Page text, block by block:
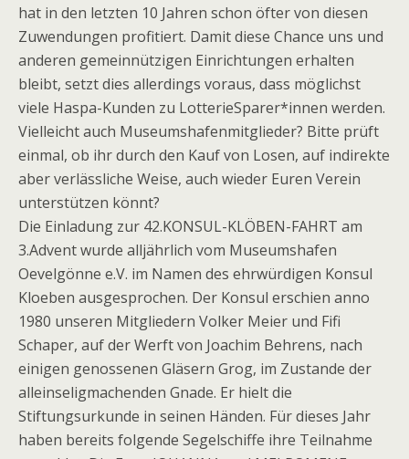
hat in den letzten 10 Jahren schon öfter von diesen
Zuwendungen profitiert. Damit diese Chance uns und
anderen gemeinnützigen Einrichtungen erhalten
bleibt, setzt dies allerdings voraus, dass möglichst
viele Haspa-Kunden zu LotterieSparer*innen werden.
Vielleicht auch Museumshafenmitglieder? Bitte prüft
einmal, ob ihr durch den Kauf von Losen, auf indirekte
aber verlässliche Weise, auch wieder Euren Verein
unterstützen könnt?
Die Einladung zur 42.KONSUL-KLÖBEN-FAHRT am
3.Advent wurde alljährlich vom Museumshafen
Oevelgönne e.V. im Namen des ehrwürdigen Konsul
Kloeben ausgesprochen. Der Konsul erschien anno
1980 unseren Mitgliedern Volker Meier und Fifi
Schaper, auf der Werft von Joachim Behrens, nach
einigen genossenen Gläsern Grog, im Zustande der
alleinseligmachenden Gnade. Er hielt die
Stiftungsurkunde in seinen Händen. Für dieses Jahr
haben bereits folgende Segelschiffe ihre Teilnahme